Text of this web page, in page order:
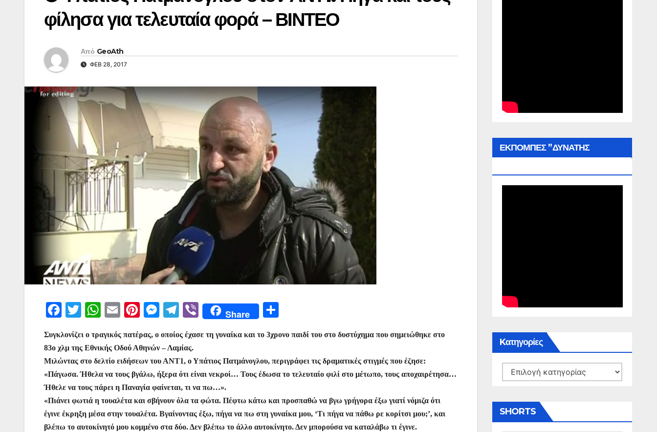
φίλησα για τελευταία φορά – ΒΙΝΤΕΟ
Από GeoAth
ΦΕΒ 28, 2017
F
c
e
b
o
o
k
T
itt
er
W
at
s
A
p
p
E
ai
l
Pi
er
e
st
M
s
s
e
n
g
er
T
e
gr
a
m
Vi
b
er
Share
ρ
α
σ
ίτ
ε
Συγκλονίζει ο τραγικός πατέρας, ο οποίος έχασε τη γυναίκα και το 3χρονο παιδί του στο δυστύχημα που σημειώθηκε στο
83ο χλμ της Εθνικής Οδού Αθηνών – Λαμίας.
Μιλώντας στο δελτίο ειδήσεων του ΑΝΤ1, ο Υπάτιος Πατμάνογλου, περιγράφει τις δραματικές στιγμές που έζησε:
«Πάγωσα. Ήθελα να τους βγάλω, ήξερα ότι είναι νεκροί… Τους έδωσα το τελευταίο φιλί στο μέτωπο, τους αποχαιρέτησα…
Ήθελε να τους πάρει η Παναγία φαίνεται, τι να πω…».
«Πιάνει φωτιά η τουαλέτα και σβήνουν όλα τα φώτα. Πέφτω κάτω και προσπαθώ να βγω γρήγορα έξω γιατί νόμιζα ότι
έγινε έκρηξη μέσα στην τουαλέτα. Βγαίνοντας έξω, πήγα να πω στη γυναίκα μου, ‘Τι πήγα να πάθω ρε κορίτσι μου;’, και
βλέπω το αυτοκίνητό μου κομμένο στα δύο. Δεν βλέπω το άλλο αυτοκίνητο. Δεν μπορούσα να καταλάβω τι έγινε.
ΕΚΠΟΜΠΕΣ ”ΔΥΝΑΤΗΣ
Kατηγορίες
Kατηγορίες
SHORTS